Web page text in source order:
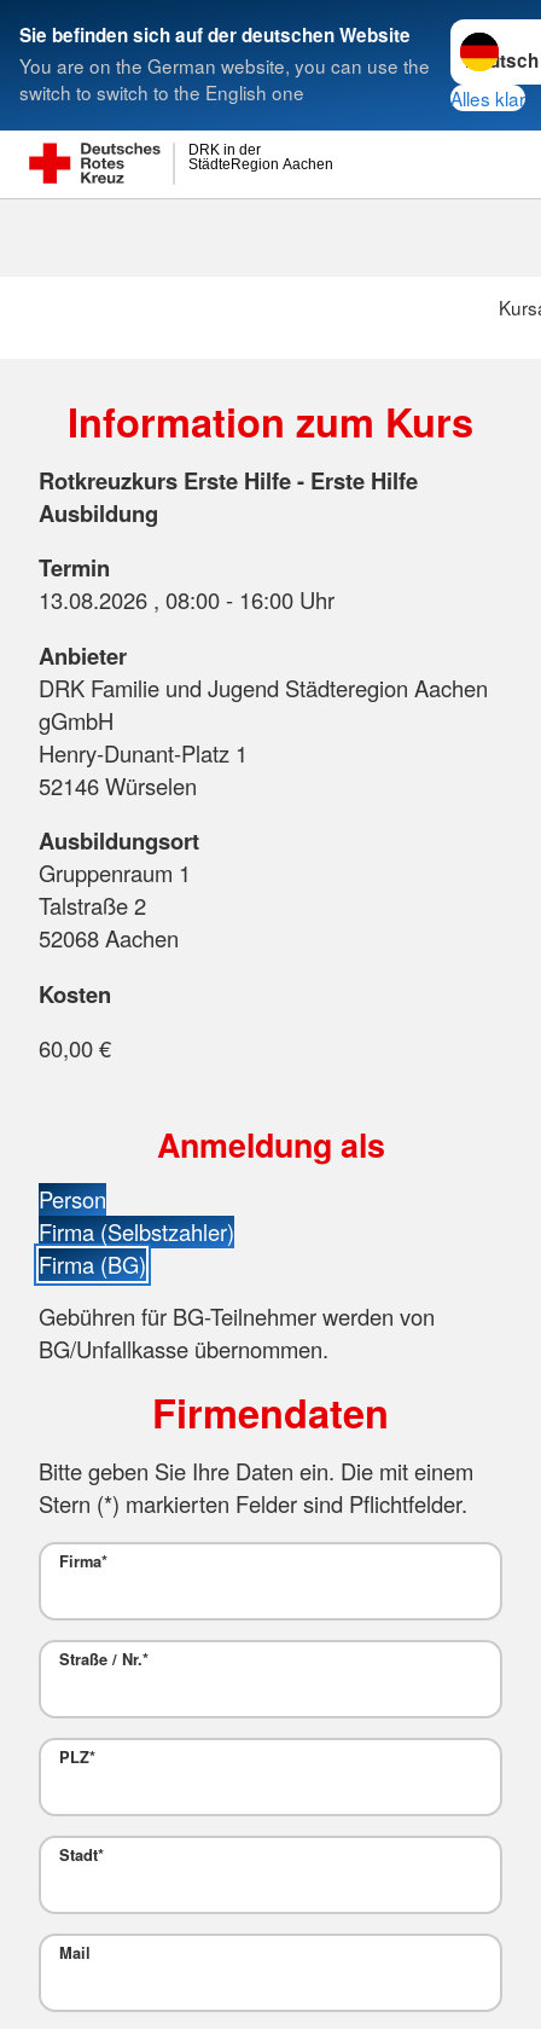
Sie befinden sich auf der deutschen Website
You are on the German website, you can use the
switch to switch to the English one
Sprache
Alles klar
StädteRegion Aachen
DRK in der
Suche
Information zum Kurs
Rotkreuzkurs Erste Hilfe - Erste Hilfe
Ausbildung
Termin
13.08.2026 , 08:00 - 16:00 Uhr
Anbieter
DRK Familie und Jugend Städteregion Aachen
gGmbH
Henry-Dunant-Platz 1
52146 Würselen
Ausbildungsort
Gruppenraum 1
Talstraße 2
52068 Aachen
Kosten
60,00 €
Anmeldung als
Person
Firma (Selbstzahler)
Firma (BG)
Gebühren für BG-Teilnehmer werden von
BG/Unfallkasse übernommen.
Firmendaten
Bitte geben Sie Ihre Daten ein. Die mit einem
Stern (*) markierten Felder sind Pflichtfelder.
Firma*
Straße / Nr.*
PLZ*
Stadt*
Mail